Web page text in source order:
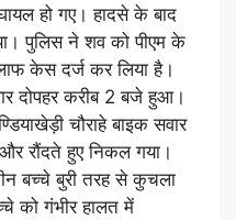
हो गए। हादसे के बाद
पुलिस ने शव को पीएम के
केस दर्ज कर लिया है।
दोपहर करीब 2 बजे हुआ।
चौराहे बाइक सवार
रौंदते हुए निकल गया।
बच्चे बुरी तरह से कुचला
को गंभीर हालत में